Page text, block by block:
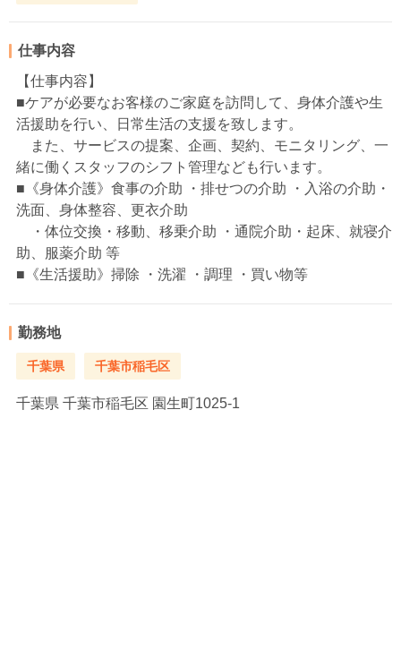
仕事内容
【仕事内容】
■ケアが必要なお客様のご家庭を訪問して、身体介護や生
活援助を行い、日常生活の支援を致します。
また、サービスの提案、企画、契約、モニタリング、一
緒に働くスタッフのシフト管理なども行います。
■《身体介護》食事の介助 ・排せつの介助 ・入浴の介助・
洗面、身体整容、更衣介助
・体位交換・移動、移乗介助 ・通院介助・起床、就寝介
助、服薬介助 等
■《生活援助》掃除 ・洗濯 ・調理 ・買い物等
勤務地
千葉県 千葉市稲毛区
千葉県 千葉市稲毛区 園生町1025-1